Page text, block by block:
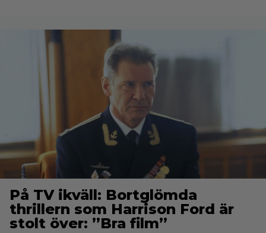
På TV ikväll: Bortglömda
thrillern som Harrison Ford är
stolt över: ”Bra film”